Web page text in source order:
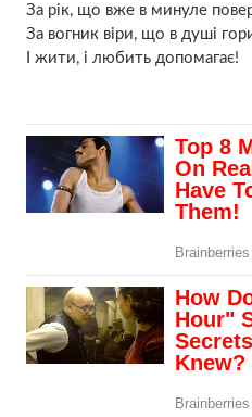
За рік, що вже в минуле
За вогник віри, що в душі
І жити, і любить допомагає!